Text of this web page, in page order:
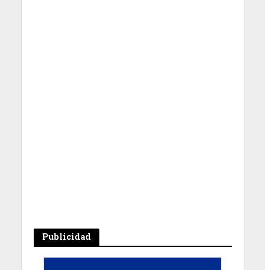
Publicidad